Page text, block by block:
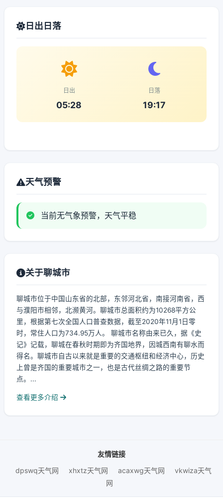
日出日落
日出
05:28
日落
19:17
天气预警
当前无气象预警，天气平稳
关于聊城市
聊城市位于中国山东省的北部，东邻河北省，南接河南省，西
与濮阳市相邻，北濒黄河。聊城市总面积约为10268平方公
里，根据第七次全国人口普查数据，截至2020年11月1日零
时，常住人口为734.95万人。 聊城市名称由来已久，据《史
记》记载，聊城在春秋时期即为齐国地界，因城西南有聊水而
得名。聊城市自古以来就是重要的交通枢纽和经济中心，历史
上曾是齐国的重要城市之一，也是古代丝绸之路的重要节
点。...
查看更多介绍
友情链接
dpswq天气网
xhxtz天气网 acaxwg天气网
vkwiza天气
网